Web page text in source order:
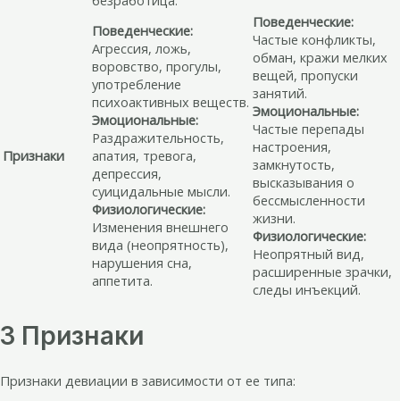
Признаки
Поведенческие:
Агрессия, ложь,
воровство, прогулы,
употребление
психоактивных веществ.
Эмоциональные:
Раздражительность,
апатия, тревога,
депрессия,
суицидальные мысли.
Физиологические:
Изменения внешнего
вида (неопрятность),
нарушения сна,
аппетита.
Поведенческие:
Частые конфликты,
обман, кражи мелких
вещей, пропуски
занятий.
Эмоциональные:
Частые перепады
настроения,
замкнутость,
высказывания о
бессмысленности
жизни.
Физиологические:
Неопрятный вид,
расширенные зрачки,
следы инъекций.
3 Признаки
Признаки девиации в зависимости от ее типа: